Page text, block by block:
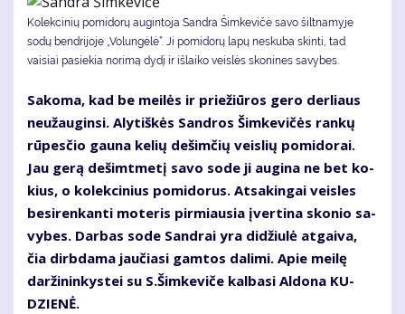
Kolekcinių pomidorų augintoja Sandra Šimkevičė savo šiltnamyje
sodų bendrijoje „Volungėlė“. Ji pomidorų lapų neskuba skinti, tad
vaisiai pasiekia norimą dydį ir išlaiko veislės skonines savybes.
Sa­ko­ma, kad be mei­lės ir prie­žiū­ros ge­ro der­liaus
ne­už­au­gin­si. Aly­tiš­kės San­dros Šimke­vi­čės ran­kų
rū­pes­čio gau­na ke­lių de­šim­čių veis­lių po­mi­do­rai.
Jau ge­rą de­šimt­me­tį sa­vo so­de ji au­gi­na ne bet ko­
kius, o ko­lek­ci­nius po­mi­do­rus. At­sa­kin­gai veis­les
be­si­ren­kan­ti mo­te­ris pir­miau­sia įver­ti­na sko­nio sa­
vy­bes. Dar­bas so­de San­drai yra di­džiu­lė at­gai­va,
čia dirb­da­ma jau­čia­si gam­tos da­li­mi. Apie mei­lę
dar­ži­nin­kys­tei su S.Šim­ke­vi­če kal­ba­si Al­do­na KU­
DZIE­NĖ.